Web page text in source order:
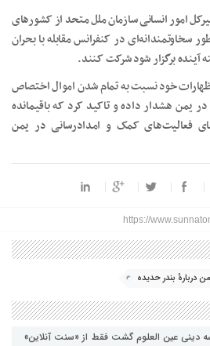
امور انسانی سازمان ملل متحد از کشورهای
سخاوتمندانه‌ای در کنفرانس مقابله با بحران
آینده برگزار شود شرکت کنند.
خود نسبت به تمام شدن اموال اختصاص
یمن هشدار داده و تاکید کرد که باقیمانده
فعالیت‌های کمک و امدادرسانی در یمن
https://
دربارهٔ بندر حدیده
دینی عین العلوم گشت فقط از «سنت آنلاین»